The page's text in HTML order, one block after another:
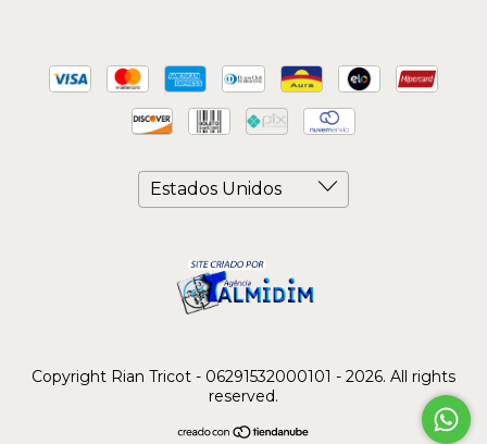
Copyright Rian Tricot - 06291532000101 - 2026. All rights
reserved.